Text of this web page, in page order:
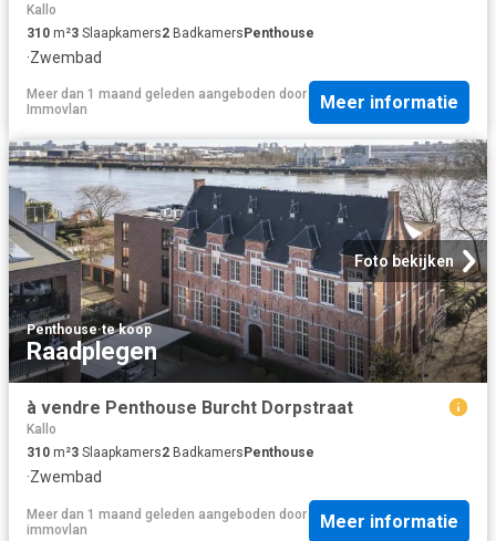
Kallo
310 m²3 Slaapkamers2 BadkamersPenthouse
·Zwembad
Meer dan 1 maand geleden aangeboden door
Immovlan
Meer informatie
Foto bekijken
Penthouse·te koop
Raadplegen
à vendre Penthouse Burcht Dorpstraat
Kallo
310 m²3 Slaapkamers2 Badkamers Penthouse
·Zwembad
Meer dan 1 maand geleden aangeboden door
immovlan
Meer informatie